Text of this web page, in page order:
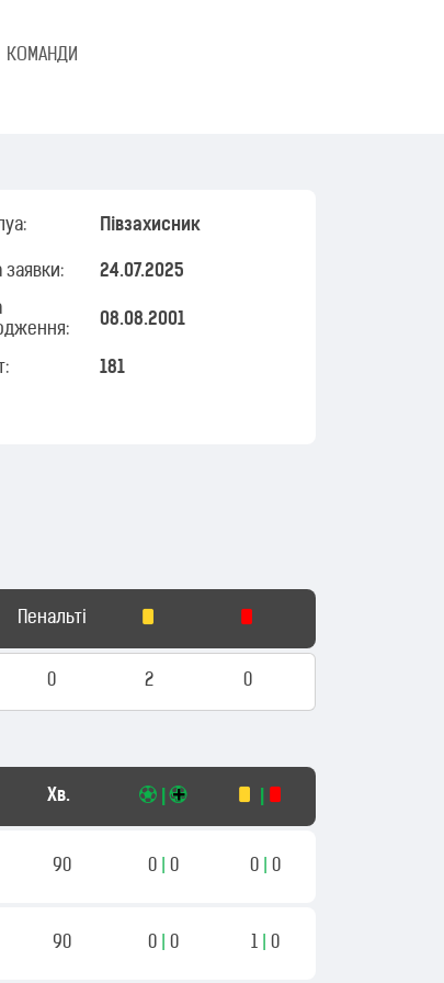
КОМАНДИ
Півзахисник
заявки: 24.07.2025
08.08.2001
181
Пенальті
0 2 0
Хв.
90 0 0 0 0
90 0 0 1 0